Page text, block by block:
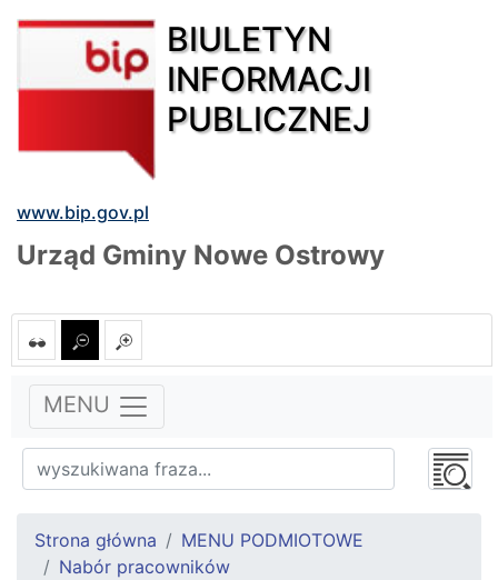
BIULETYN
INFORMACJI
PUBLICZNEJ
www.bip.gov.pl
Urząd Gminy Nowe Ostrowy
MENU
Strona główna
MENU PODMIOTOWE
Nabór pracowników